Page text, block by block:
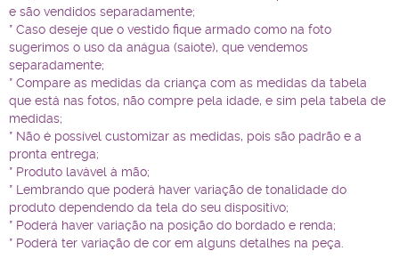
e são vendidos separadamente;
* Caso deseje que o vestido fique armado como na foto
sugerimos o uso da anágua (saiote), que vendemos
separadamente;
* Compare as medidas da criança com as medidas da tabela
que está nas fotos, não compre pela idade, e sim pela tabela de
medidas;
* Não é possível customizar as medidas, pois são padrão e a
pronta entrega;
* Produto lavável à mão;
* Lembrando que poderá haver variação de tonalidade do
produto dependendo da tela do seu dispositivo;
* Poderá haver variação na posição do bordado e renda;
* Poderá ter variação de cor em alguns detalhes na peça.